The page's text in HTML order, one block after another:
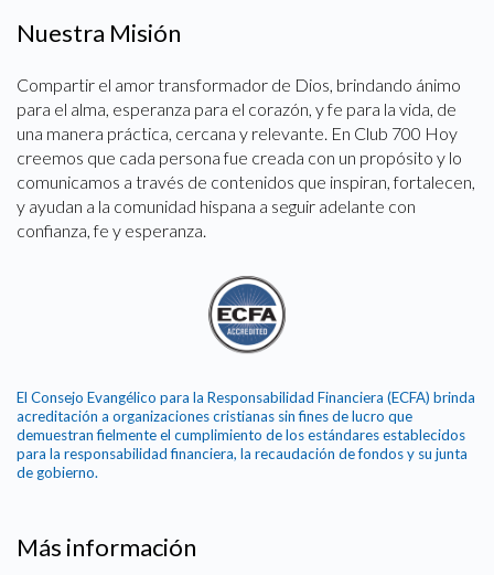
Nuestra Misión
Compartir el amor transformador de Dios, brindando ánimo
para el alma, esperanza para el corazón, y fe para la vida, de
una manera práctica, cercana y relevante. En Club 700 Hoy
creemos que cada persona fue creada con un propósito y lo
comunicamos a través de contenidos que inspiran, fortalecen,
y ayudan a la comunidad hispana a seguir adelante con
confianza, fe y esperanza.
El Consejo Evangélico para la Responsabilidad Financiera (ECFA) brinda
acreditación a organizaciones cristianas sin fines de lucro que
demuestran fielmente el cumplimiento de los estándares establecidos
para la responsabilidad financiera, la recaudación de fondos y su junta
de gobierno.
Más información